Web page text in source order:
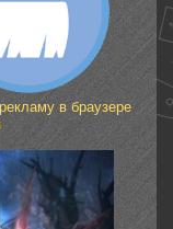
в браузере